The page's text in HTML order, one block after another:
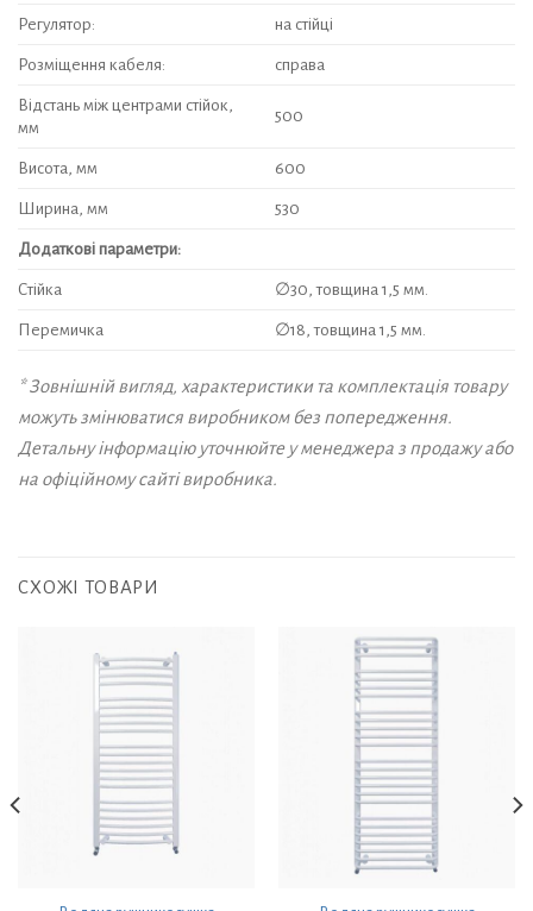
Регулятор: на стійці
Розміщення кабеля: справа
Відстань між центрами стійок,
мм
500
Висота, мм 600
Ширина, мм 530
Додаткові параметри:
Стійка ∅30, товщина 1,5 мм.
Перемичка ∅18, товщина 1,5 мм.
* Зовнішній вигляд, характеристики та комплектація товару
можуть змінюватися виробником без попередження.
Детальну інформацію уточнюйте у менеджера з продажу або
на офіційному сайті виробника.
СХОЖІ ТОВАРИ